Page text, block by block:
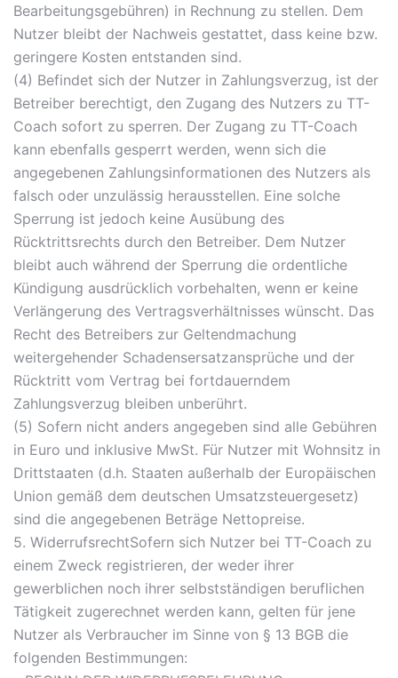
Bearbeitungsgebühren) in Rechnung zu stellen. Dem
Nutzer bleibt der Nachweis gestattet, dass keine bzw.
geringere Kosten entstanden sind.
(4) Befindet sich der Nutzer in Zahlungsverzug, ist der
Betreiber berechtigt, den Zugang des Nutzers zu TT-
Coach sofort zu sperren. Der Zugang zu TT-Coach
kann ebenfalls gesperrt werden, wenn sich die
angegebenen Zahlungsinformationen des Nutzers als
falsch oder unzulässig herausstellen. Eine solche
Sperrung ist jedoch keine Ausübung des
Rücktrittsrechts durch den Betreiber. Dem Nutzer
bleibt auch während der Sperrung die ordentliche
Kündigung ausdrücklich vorbehalten, wenn er keine
Verlängerung des Vertragsverhältnisses wünscht. Das
Recht des Betreibers zur Geltendmachung
weitergehender Schadensersatzansprüche und der
Rücktritt vom Vertrag bei fortdauerndem
Zahlungsverzug bleiben unberührt.
(5) Sofern nicht anders angegeben sind alle Gebühren
in Euro und inklusive MwSt. Für Nutzer mit Wohnsitz in
Drittstaaten (d.h. Staaten außerhalb der Europäischen
Union gemäß dem deutschen Umsatzsteuergesetz)
sind die angegebenen Beträge Nettopreise.
5. WiderrufsrechtSofern sich Nutzer bei TT-Coach zu
einem Zweck registrieren, der weder ihrer
gewerblichen noch ihrer selbstständigen beruflichen
Tätigkeit zugerechnet werden kann, gelten für jene
Nutzer als Verbraucher im Sinne von § 13 BGB die
folgenden Bestimmungen: